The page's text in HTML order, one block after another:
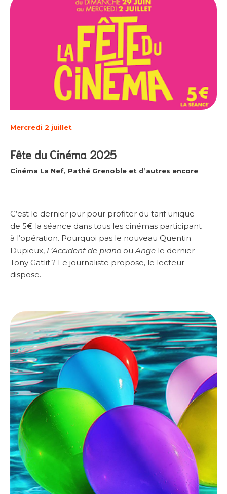
Mercredi 2 juillet
Fête du Cinéma 2025
Cinéma La Nef, Pathé Grenoble et d’autres encore
C’est le dernier jour pour profiter du tarif unique
de 5€ la séance dans tous les cinémas participant
à l’opération. Pourquoi pas le nouveau Quentin
Dupieux, L’Accident de piano ouAnge le dernier
Tony Gatlif ? Le journaliste propose, le lecteur
dispose.